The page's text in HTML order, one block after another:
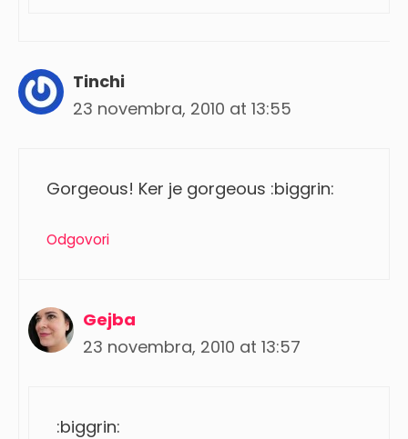
Tinchi
23 novembra, 2010 at 13:55
Gorgeous! Ker je gorgeous :biggrin:
Odgovori
Gejba
23 novembra, 2010 at 13:57
:biggrin: